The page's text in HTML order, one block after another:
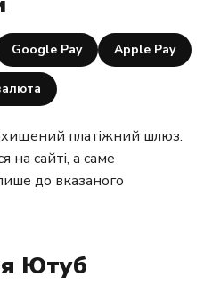
Google Pay Apple Pay
платіжний шлюз.
на сайті, а саме
до вказаного
Ютуб